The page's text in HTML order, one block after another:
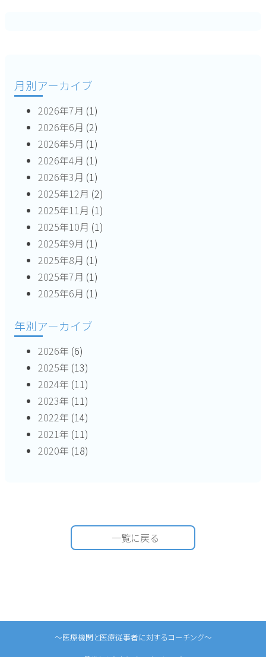
ー月別アーカイブ
2026年7月 (1)
2026年6月 (2)
2026年5月 (1)
2026年4月 (1)
2026年3月 (1)
2025年12月 (2)
2025年11月 (1)
2025年10月 (1)
2025年9月 (1)
2025年8月 (1)
2025年7月 (1)
2025年6月 (1)
年別アーカイブ
2026年 (6)
2025年 (13)
2024年 (11)
2023年 (11)
2022年 (14)
2021年 (11)
2020年 (18)
一覧に戻る
〜医療機関と医療従事者に対するコーチング〜